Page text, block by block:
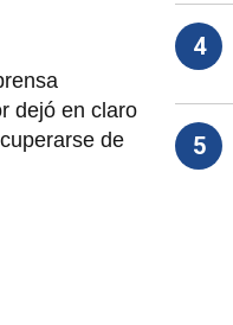
dejó en claro
de
4
5